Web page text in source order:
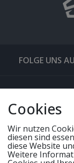
FOLGE UNS
QUICKLINKS
UNSERE
Cookies
Wir nutzen
diesen sind
diese Website
Weitere